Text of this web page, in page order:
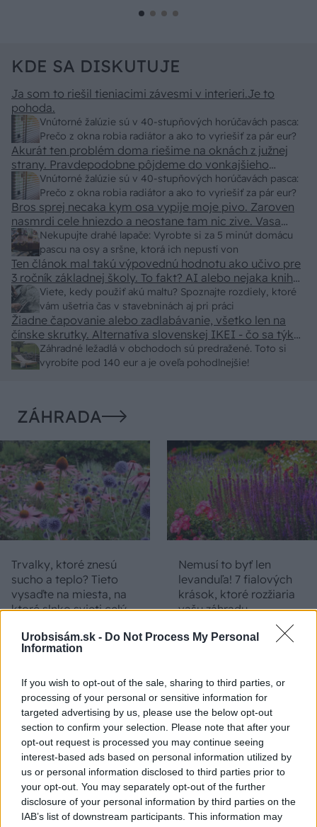
Urobsisám.sk - Do Not Process My Personal
Information
If you wish to opt-out of the sale, sharing to third parties, or
processing of your personal or sensitive information for
targeted advertising by us, please use the below opt-out
section to confirm your selection. Please note that after your
opt-out request is processed you may continue seeing
interest-based ads based on personal information utilized by
us or personal information disclosed to third parties prior to
your opt-out. You may separately opt-out of the further
disclosure of your personal information by third parties on the
IAB’s list of downstream participants. This information may
KDE SA DISKUTUJE
Vnútorné žalúzie sú v 40-stupňových horúčavách pasca:
Prečo z okna robia radiátor a ako to vyriešiť za pár eur?
Ja som to riešil tieniacimi závesmi v interieri.Je to
pohoda.
Vnútorné žalúzie sú v 40-stupňových horúčavách pasca:
Prečo z okna robia radiátor a ako to vyriešiť za pár eur?
Akurát ten problém doma riešime na oknách z južnej
strany. Pravdepodobne pôjdeme do vonkajšieho
tienenia na spôsob markízy 250x150cm. Čínsky
predajcovia idú okolo 100 eur kus.
Nekupujte drahé lapače: Vyrobte si za 5 minút domácu
pascu na osy a sršne, ktorá ich nepustí von
Bros sprej necaka kym osa vypije moje pivo. Zaroven
nasmrdi cele hniezdo a neostane tam nic zive. Vasa
pasca naucinke moc efektivne. Skor pritiahne slimaky
Viete, kedy použiť akú maltu? Spoznajte rozdiely, ktoré
vám ušetria čas v stavebninách aj pri práci
Ten článok mal takú výpovednú hodnotu ako učivo pre
3 ročník základnej školy. To fakt? AI alebo nejaka kniha
z VŠ? Dnešné rychlotvrdnuce malty - pevnosť 40 Mpa a
doba schnutia tak 15 minut , k tomu vodotesné s
kryštálikou. A rozdiel - schnutie a zretie. Nič?
Záhradné ležadlá v obchodoch sú predražené. Toto si
vyrobíte pod 140 eur a je oveľa pohodlnejšie!
Žiadne čapovanie alebo zadlabávanie, všetko len na
čínske skrutky. Alternatíva slovenskej IKEI - čo sa týka
pevnosti. Autor si nedal veľa námahy s remeselným
spracovaním, škoda. No lepšie než ten odpad z DTD
ZÁHRADA
Trvalky, ktoré znesú
sucho a teplo? Tieto
vysaďte na miesta, na
ktoré slnko svieti celý
Nemusí to byť len
levanduľa! 7 fialových
krások, ktoré rozžiaria
vašu záhradu
Môže aspirín zachrániť
ochabnuté izbové
rastliny? Pravda vás
možno prekvapí
Júlový reštart uhoriek
nakladačiek: Ako ich
podporiť k druhej vlne
kvitnutia?